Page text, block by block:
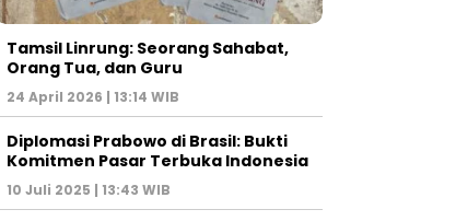
Tamsil Linrung: Seorang Sahabat,
Orang Tua, dan Guru
24 April 2026 | 13:14 WIB
Diplomasi Prabowo di Brasil: Bukti
Komitmen Pasar Terbuka Indonesia
10 Juli 2025 | 13:43 WIB